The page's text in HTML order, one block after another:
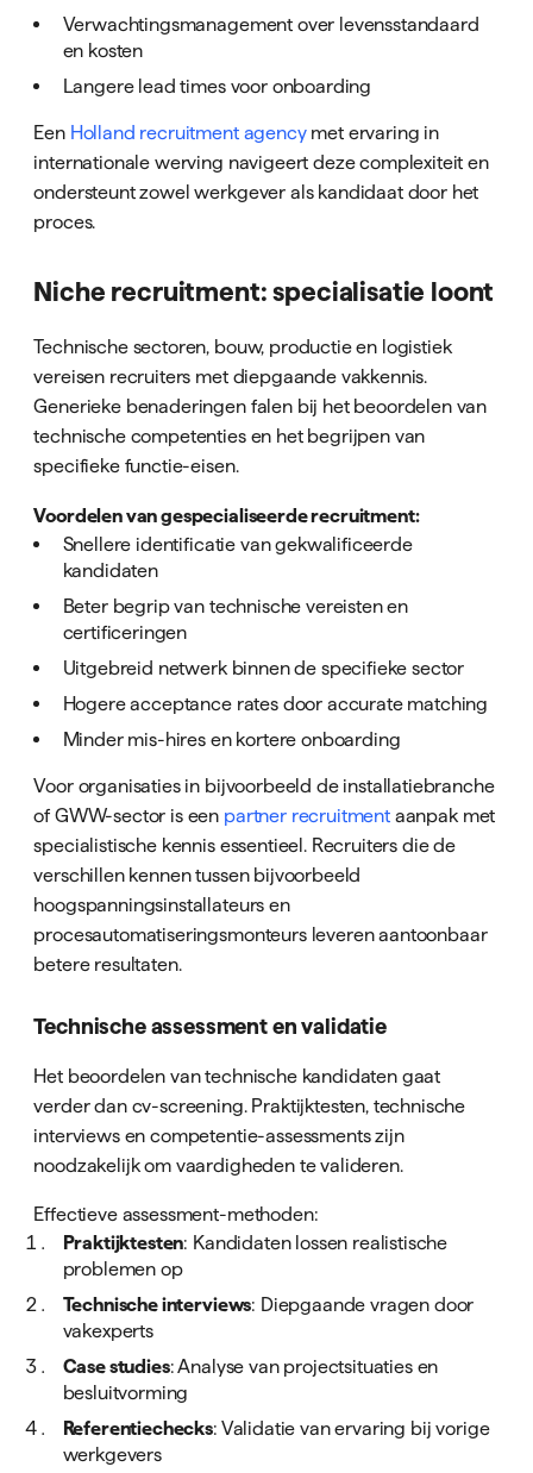
Verwachtingsmanagement over levensstandaard
en kosten
Langere lead times voor onboarding
Een Holland recruitment agencymet ervaring in
internationale werving navigeert deze complexiteit en
ondersteunt zowel werkgever als kandidaat door het
proces.
Niche recruitment: specialisatie loont
Technische sectoren, bouw, productie en logistiek
vereisen recruiters met diepgaande vakkennis.
Generieke benaderingen falen bij het beoordelen van
technische competenties en het begrijpen van
specifieke functie-eisen.
Voordelen van gespecialiseerde recruitment:
Snellere identificatie van gekwalificeerde
kandidaten
Beter begrip van technische vereisten en
certificeringen
Uitgebreid netwerk binnen de specifieke sector
Hogere acceptance rates door accurate matching
Minder mis-hires en kortere onboarding
Voor organisaties in bijvoorbeeld de installatiebranche
of GWW-sector is een partner recruitmentaanpak met
specialistische kennis essentieel. Recruiters die de
verschillen kennen tussen bijvoorbeeld
hoogspanningsinstallateurs en
procesautomatiseringsmonteurs leveren aantoonbaar
betere resultaten.
Technische assessment en validatie
Het beoordelen van technische kandidaten gaat
verder dan cv-screening. Praktijktesten, technische
interviews en competentie-assessments zijn
noodzakelijk om vaardigheden te valideren.
Effectieve assessment-methoden:
Praktijktesten: Kandidaten lossen realistische
problemen op
Technische interviews: Diepgaande vragen door
vakexperts
Case studies: Analyse van projectsituaties en
besluitvorming
Referentiechecks: Validatie van ervaring bij vorige
werkgevers